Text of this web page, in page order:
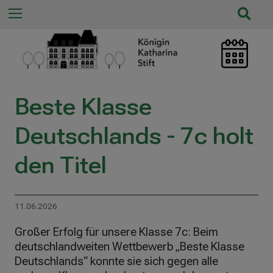
n
e
a
c
h
Beste Klasse
Deutschlands - 7c holt
den Titel
11.06.2026
Großer Erfolg für unsere Klasse 7c: Beim
deutschlandweiten Wettbewerb „Beste Klasse
Deutschlands“ konnte sie sich gegen alle